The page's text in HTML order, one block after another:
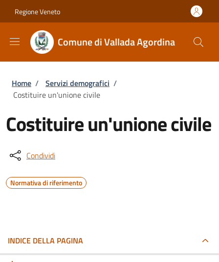
Regione Veneto
Comune di Vallada Agordina
Briciole di pane
Home / Servizi demografici /
Costituire un'unione civile
Costituire un'unione civile
Condividi
Normativa di riferimento
INDICE DELLA PAGINA